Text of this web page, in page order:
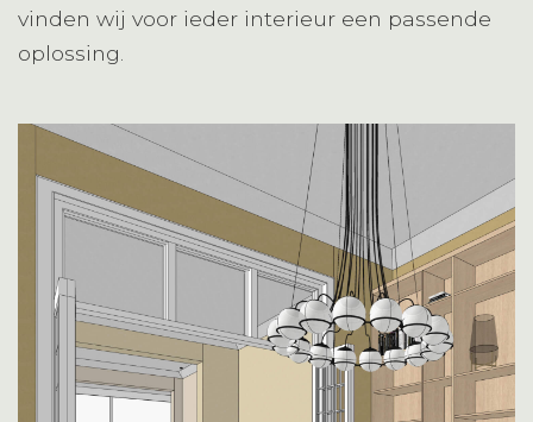
vinden wij voor ieder interieur een passende
oplossing.